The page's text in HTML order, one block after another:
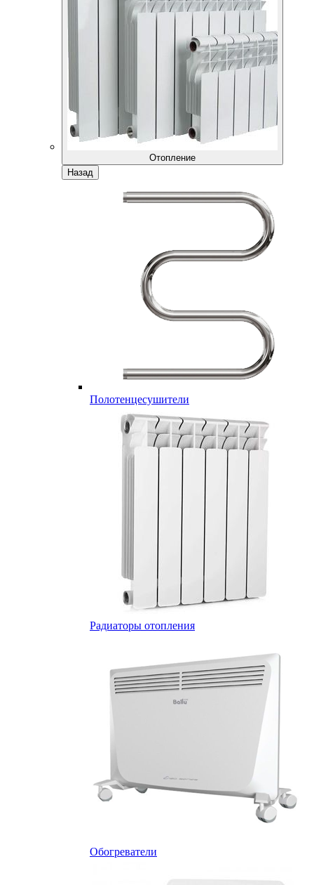
Отопление
Назад
Полотенцесушители
Радиаторы отопления
Обогреватели